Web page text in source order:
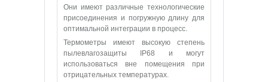
Они имеют различные технологические
присоединения и погружную длину для
оптимальной интеграции в процесс.
Термометры имеют высокую степень
пылевлагозащиты IP68 и могут
использоваться вне помещения при
отрицательных температурах.